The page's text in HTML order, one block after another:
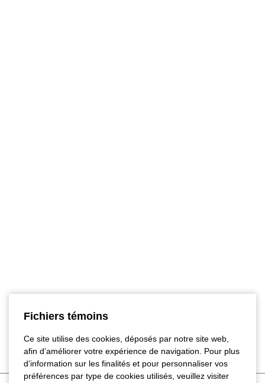
Fichiers témoins
Ce site utilise des cookies, déposés par notre site web,
afin d’améliorer votre expérience de navigation. Pour plus
d’information sur les finalités et pour personnaliser vos
préférences par type de cookies utilisés, veuillez visiter